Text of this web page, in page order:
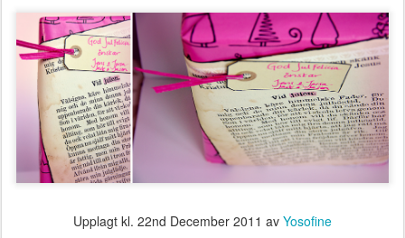
Upplagt kl. 22nd December 2011 av Yosofine